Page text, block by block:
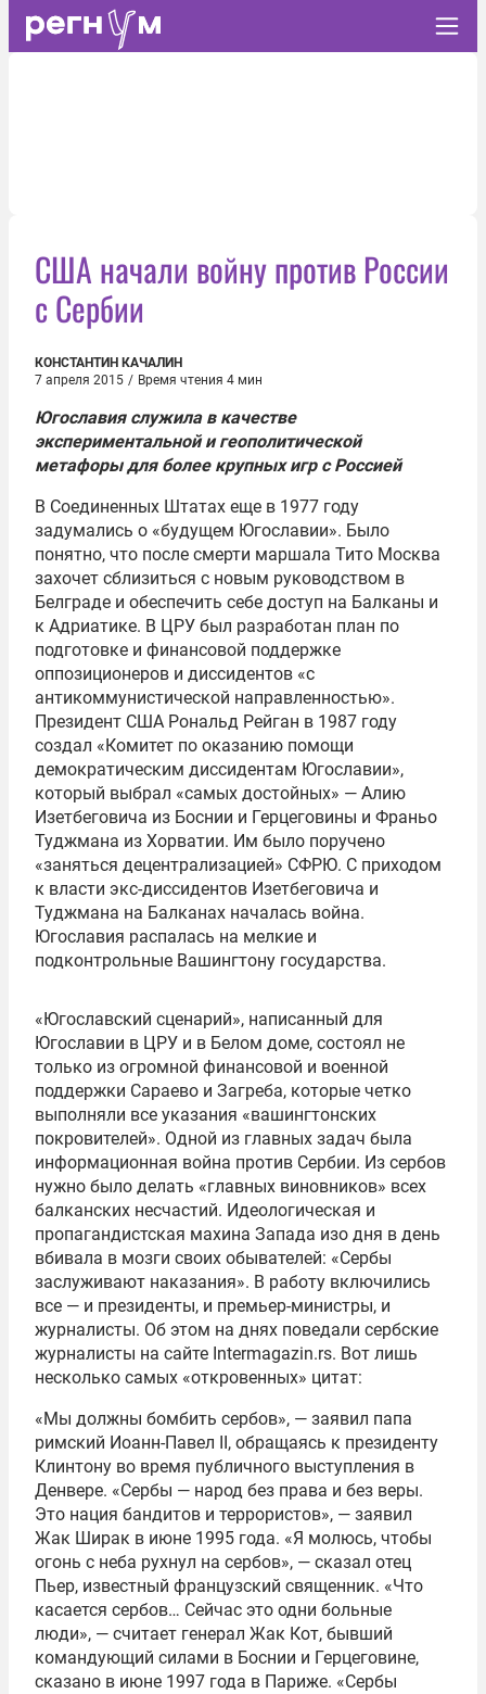
США начали войну против России
с Сербии
КОНСТАНТИН КАЧАЛИН
7 апреля 2015 / Время чтения 4 мин
Югославия служила в качестве
экспериментальной и геополитической
метафоры для более крупных игр с Россией
В Соединенных Штатах еще в 1977 году
задумались о «будущем Югославии». Было
понятно, что после смерти маршала Тито Москва
захочет сблизиться с новым руководством в
Белграде и обеспечить себе доступ на Балканы и
к Адриатике. В ЦРУ был разработан план по
подготовке и финансовой поддержке
оппозиционеров и диссидентов «с
антикоммунистической направленностью».
Президент США Рональд Рейган в 1987 году
создал «Комитет по оказанию помощи
демократическим диссидентам Югославии»,
который выбрал «самых достойных» — Алию
Изетбеговича из Боснии и Герцеговины и Франьо
Туджмана из Хорватии. Им было поручено
«заняться децентрализацией» СФРЮ. С приходом
к власти экс-диссидентов Изетбеговича и
Туджмана на Балканах началась война.
Югославия распалась на мелкие и
подконтрольные Вашингтону государства.
«Югославский сценарий», написанный для
Югославии в ЦРУ и в Белом доме, состоял не
только из огромной финансовой и военной
поддержки Сараево и Загреба, которые четко
выполняли все указания «вашингтонских
покровителей». Одной из главных задач была
информационная война против Сербии. Из сербов
нужно было делать «главных виновников» всех
балканских несчастий. Идеологическая и
пропагандистская махина Запада изо дня в день
вбивала в мозги своих обывателей: «Сербы
заслуживают наказания». В работу включились
все — и президенты, и премьер-министры, и
журналисты. Об этом на днях поведали сербские
журналисты на сайте Intermagazin.rs. Вот лишь
несколько самых «откровенных» цитат:
«Мы должны бомбить сербов», — заявил папа
римский Иоанн-Павел II, обращаясь к президенту
Клинтону во время публичного выступления в
Денвере. «Сербы — народ без права и без веры.
Это нация бандитов и террористов», — заявил
Жак Ширак в июне 1995 года. «Я молюсь, чтобы
огонь с неба рухнул на сербов», — сказал отец
Пьер, известный французский священник. «Что
касается сербов… Сейчас это одни больные
люди», — считает генерал Жак Кот, бывший
командующий силами в Боснии и Герцеговине,
сказано в июне 1997 года в Париже. «Сербы